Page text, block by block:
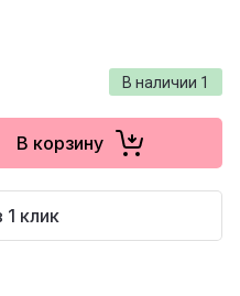
В наличии 1
В корзину
1 клик